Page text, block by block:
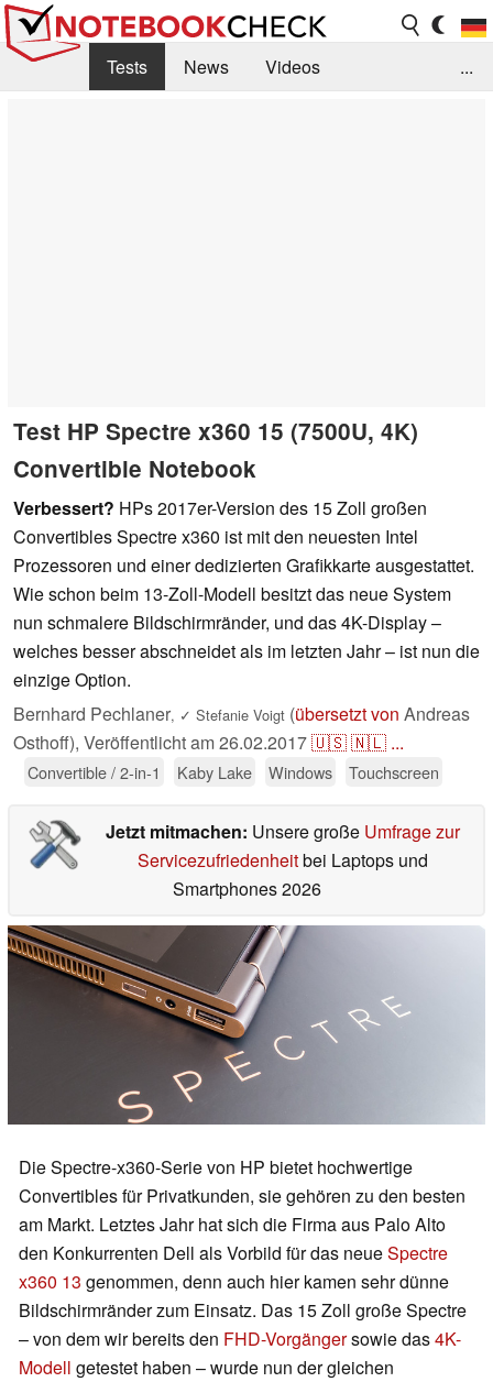
Tests News
Videos
...
Test HP Spectre x360 15 (7500U, 4K)
Convertible Notebook
Verbessert? HPs 2017er-Version des 15 Zoll großen
Convertibles Spectre x360 ist mit den neuesten Intel
Prozessoren und einer dedizierten Grafikkarte ausgestattet.
Wie schon beim 13-Zoll-Modell besitzt das neue System
nun schmalere Bildschirmränder, und das 4K-Display –
welches besser abschneidet als im letzten Jahr – ist nun die
einzige Option.
Bernhard Pechlaner, ✓ Stefanie Voigt (übersetzt von Andreas
Osthoff), Veröffentlicht am26.02.2017🇺🇸🇳🇱 ...
Convertible / 2-in-1 Kaby Lake Windows Touchscreen
Jetzt mitmachen: Unsere große Umfrage zur
Servicezufriedenheitbei Laptops und
Smartphones 2026
Die Spectre-x360-Serie von HP bietet hochwertige
Convertibles für Privatkunden, sie gehören zu den besten
am Markt. Letztes Jahr hat sich die Firma aus Palo Alto
den Konkurrenten Dell als Vorbild für das neueSpectre
x360 13 genommen, denn auch hier kamen sehr dünne
Bildschirmränder zum Einsatz. Das 15 Zoll große Spectre
– von dem wir bereits den FHD-Vorgängersowie das4K-
Modell getestet haben – wurde nun der gleichen